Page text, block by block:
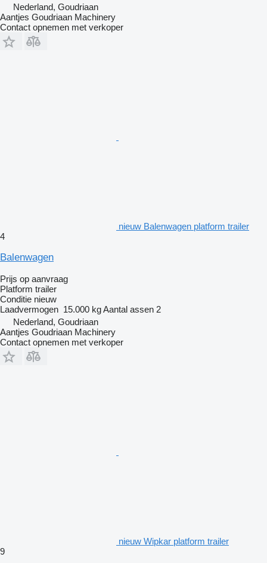
Nederland, Goudriaan
Aantjes Goudriaan Machinery
Contact opnemen met verkoper
nieuw Balenwagen platform trailer
4
Balenwagen
Prijs op aanvraag
Platform trailer
Conditie nieuw
Laadvermogen 15.000 kgAantal assen 2
Nederland, Goudriaan
Aantjes Goudriaan Machinery
Contact opnemen met verkoper
nieuw Wipkar platform trailer
9